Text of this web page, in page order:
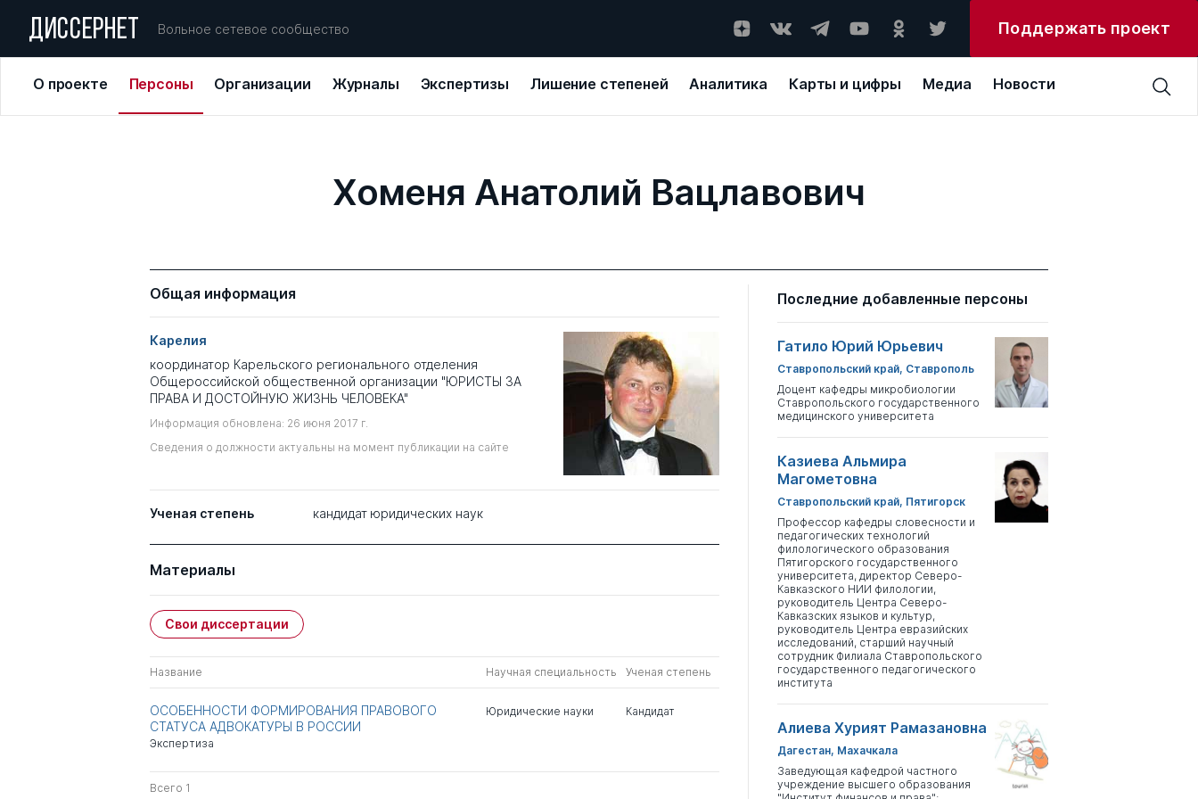
ДИССЕРНЕТ Вольное сетевое сообщество Поддержать проект
О проекте Персоны Организации Журналы Экспертизы Лишение степеней Аналитика Карты и цифры Медиа Новости
Хоменя Анатолий Вацлавович
Общая информация
Карелия
координатор Карельского регионального отделения
Общероссийской общественной организации "ЮРИСТЫ ЗА
ПРАВА И ДОСТОЙНУЮ ЖИЗНЬ ЧЕЛОВЕКА"
Информация обновлена: 26 июня 2017 г.
Сведения о должности актуальны на момент публикации на сайте
Ученая степень кандидат юридических наук
Материалы
Свои диссертации
Название Научная специальность Ученая степень
ОСОБЕННОСТИ ФОРМИРОВАНИЯ ПРАВОВОГО
СТАТУСА АДВОКАТУРЫ В РОССИИ
Экспертиза
Юридические науки Кандидат
Всего 1
Последние добавленные персоны
Гатило Юрий Юрьевич
Ставропольский край, Ставрополь
Доцент кафедры микробиологии
Ставропольского государственного
медицинского университета
Казиева Альмира
Магометовна
Ставропольский край, Пятигорск
Профессор кафедры словесности и
педагогических технологий
филологического образования
Пятигорского государственного
университета, директор Северо-
Кавказского НИИ филологии,
руководитель Центра Северо-
Кавказских языков и культур,
руководитель Центра евразийских
исследований, старший научный
сотрудник Филиала Ставропольского
государственного педагогического
института
Алиева Хурият Рамазановна
Дагестан, Махачкала
Заведующая кафедрой частного
учреждение высшего образования